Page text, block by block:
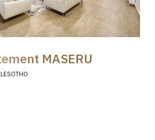
MASERU